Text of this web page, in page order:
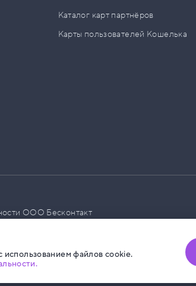
Каталог карт партнёров
Карты пользователей Кошелька
ООО Бесконтакт
использованием файлов cookie.